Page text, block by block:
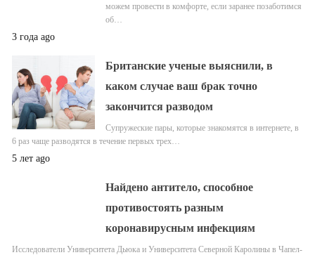
можем провести в комфорте, если заранее позаботимся
об…
3 года ago
Британские ученые выяснили, в
каком случае ваш брак точно
закончится разводом
Супружеские пары, которые знакомятся в интернете, в
6 раз чаще разводятся в течение первых трех…
5 лет ago
Найдено антитело, способное
противостоять разным
коронавирусным инфекциям
Исследователи Университета Дьюка и Университета Северной Каролины в Чапел-